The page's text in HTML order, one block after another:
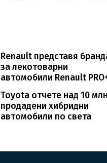
Renault представя
за лекотоварни
автомобили Renault
Toyota отчете над 10
продадени хибридни
автомобили по света